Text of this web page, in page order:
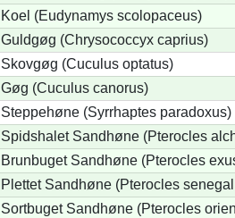
Koel (Eudynamys scolopaceus)
Guldgøg (Chrysococcyx caprius)
Skovgøg (Cuculus optatus)
Gøg (Cuculus canorus)
Steppehøne (Syrrhaptes paradoxus)
Spidshalet Sandhøne (Pterocles
Brunbuget Sandhøne (Pterocles
Plettet Sandhøne (Pterocles
Sortbuget Sandhøne (Pterocles